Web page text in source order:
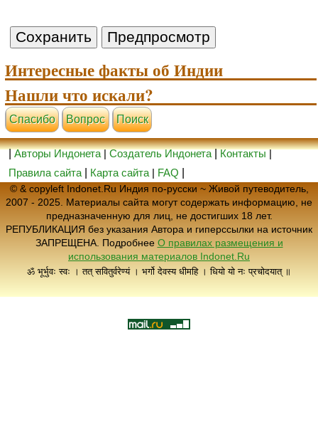
Интересные факты об Индии
Нашли что искали?
Cпасибо Вопрос Поиск
|Авторы Индонета|Создатель Индонета|Контакты|
Правила сайта
Карта сайта | FAQ
© & copyleft Indonet.Ru Индия по-русски ~ Живой путеводитель,
2007 - 2025. Материалы сайта могут содержать информацию, не
предназначенную для лиц, не достигших 18 лет.
РЕПУБЛИКАЦИЯ без указания Автора и гиперссылки на источник
ЗАПРЕЩЕНА. Подробнее О правилах размещения и
использования материалов Indonet.Ru
ॐ भूर्भुवः स्वः । तत् सवितुर्वरेण्यं । भर्गो देवस्य धीमहि । धियो यो नः प्रचोदयात् ॥